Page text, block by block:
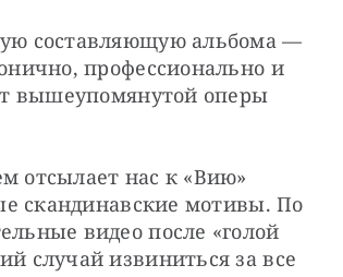
составляющую альбома —
профессионально и
вышеупомянутой оперы
отсылает нас к «Вию»
скандинавские мотивы. По
видео после «голой
случай извиниться за все